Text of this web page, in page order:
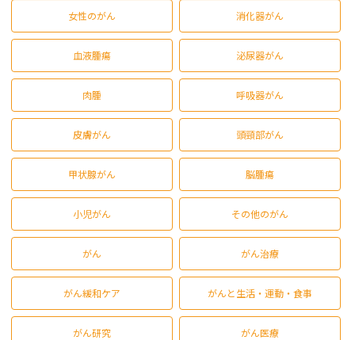
女性のがん 消化器がん
血液腫瘍 泌尿器がん
肉腫 呼吸器がん
皮膚がん 頭頸部がん
甲状腺がん 脳腫瘍
小児がん その他のがん
がん がん治療
がん緩和ケア がんと生活・運動・食事
がん研究 がん医療